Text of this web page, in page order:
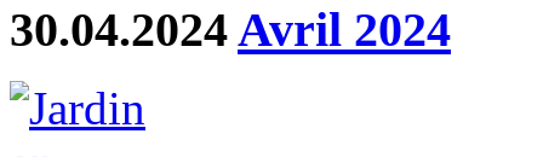
30.04.2024Avril 2024